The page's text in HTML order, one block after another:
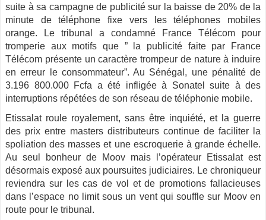
suite à sa campagne de publicité sur la baisse de 20% de la
minute de téléphone fixe vers les téléphones mobiles
orange. Le tribunal a condamné France Télécom pour
tromperie aux motifs que ” la publicité faite par France
Télécom présente un caractère trompeur de nature à induire
en erreur le consommateur”. Au Sénégal, une pénalité de
3.196 800.000 Fcfa a été infligée à Sonatel suite à des
interruptions répétées de son réseau de téléphonie mobile.
Etissalat roule royalement, sans être inquiété, et la guerre
des prix entre masters distributeurs continue de faciliter la
spoliation des masses et une escroquerie à grande échelle.
Au seul bonheur de Moov mais l’opérateur Etissalat est
désormais exposé aux poursuites judiciaires. Le chroniqueur
reviendra sur les cas de vol et de promotions fallacieuses
dans l’espace no limit sous un vent qui souffle sur Moov en
route pour le tribunal.